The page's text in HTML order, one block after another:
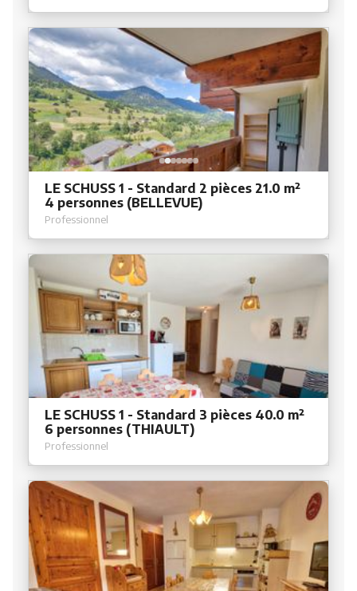
LE SCHUSS 1 - Standard 2 pièces 21.0 m²
4 personnes (BELLEVUE)
Professionnel
LE SCHUSS 1 - Standard 3 pièces 40.0 m²
6 personnes (THIAULT)
Professionnel